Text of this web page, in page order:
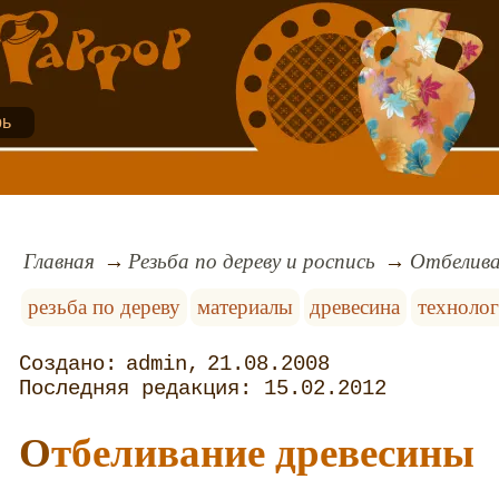
Главная Резьба по дереву и роспись
резьба по дереву
материалы древесина
admin
21.08.2008
15.02.2012
Отбеливание древесины